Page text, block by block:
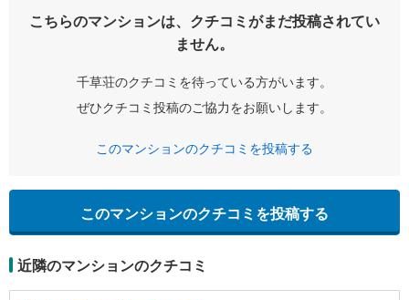
こちらのマンションは、クチコミがまだ投稿されてい
ません。
千草荘のクチコミを待っている方がいます。
ぜひクチコミ投稿のご協力をお願いします。
このマンションのクチコミを投稿する
このマンションのクチコミを投稿する
近隣のマンションのクチコミ